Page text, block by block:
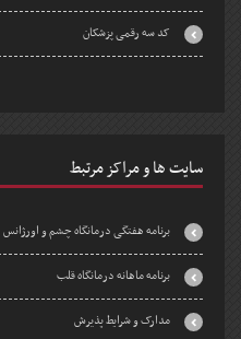
کد سه رقمی پزشکان
سایت ها و مراکز مرتبط
برنامه هفتگی درمانگاه چشم و اورژانس
برنامه ماهانه درمانگاه قلب
مدارک و شرایط پذیرش